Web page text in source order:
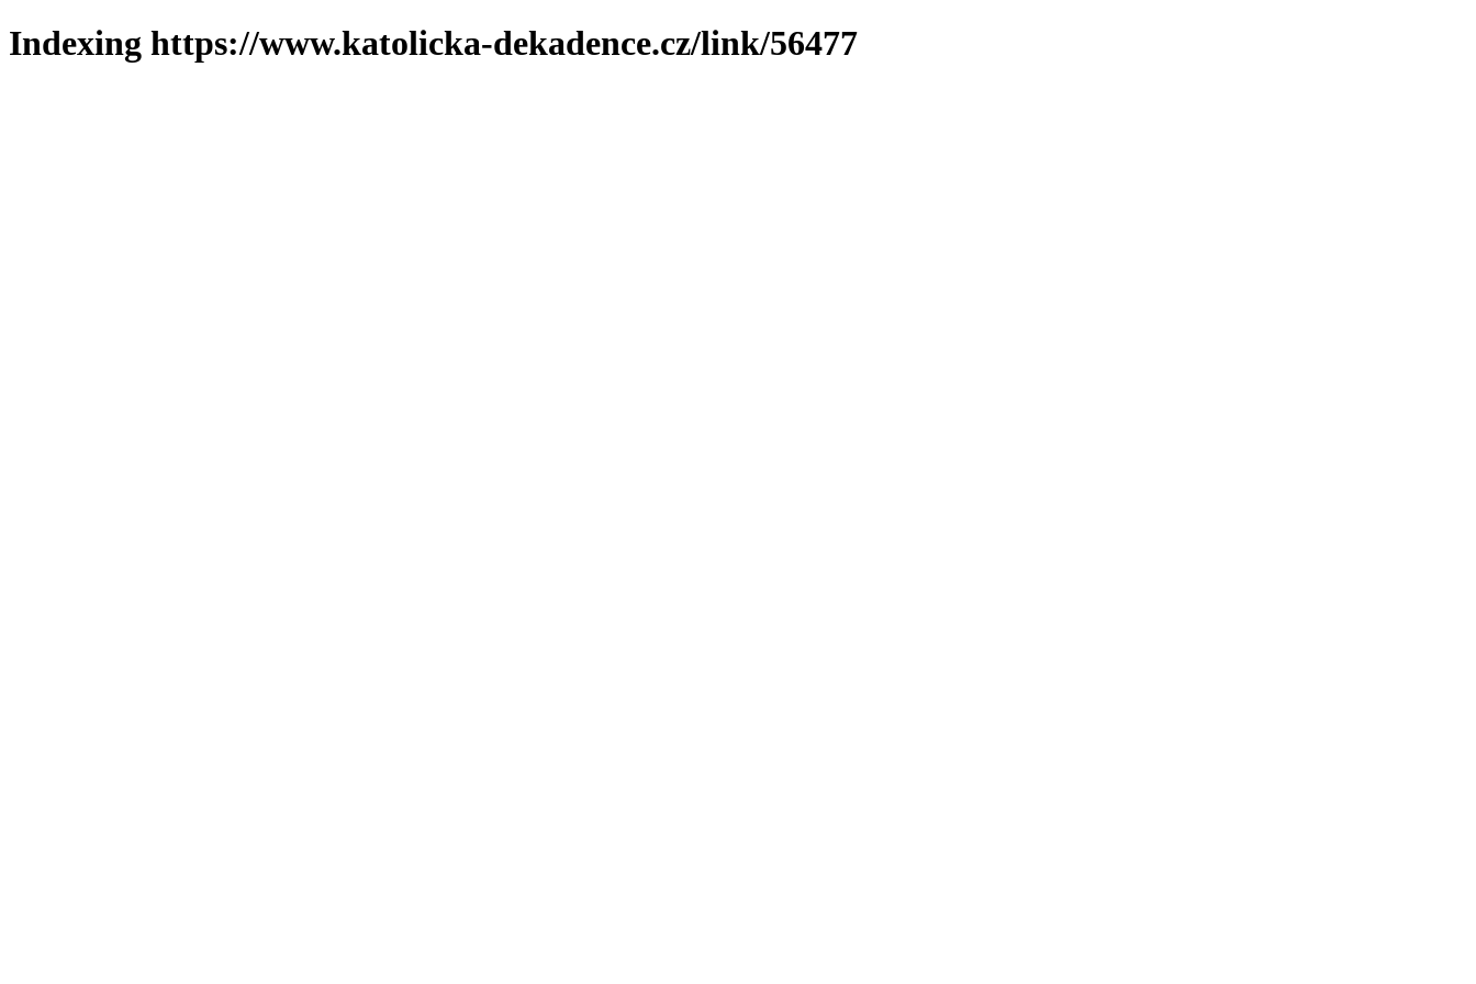
Indexing https://www.katolicka-dekadence.cz/link/56477